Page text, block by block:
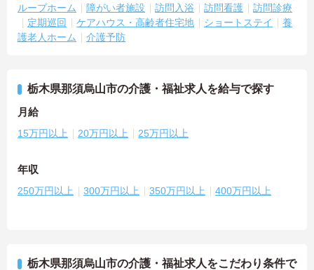
ループホーム
障がい者施設 訪問入浴 訪問看護
訪問診療
定期巡回
ケアハウス・高齢者住宅地 ショートステイ
養
護老人ホーム
介護予防
栃木県那須烏山市の介護・福祉求人を給与で探す
月給
15万円以上 20万円以上 25万円以上
年収
250万円以上 300万円以上 350万円以上 400万円以上
栃木県那須烏山市の介護・福祉求人をこだわり条件で